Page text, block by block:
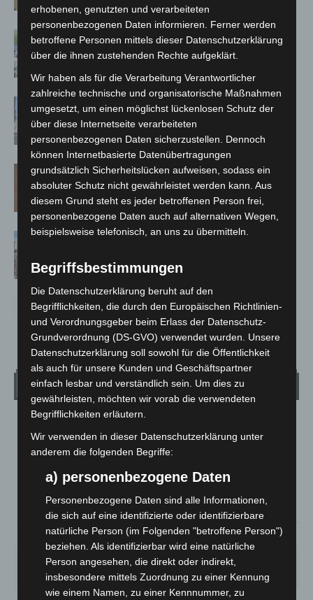
Blaulichtmeile Langenhagen 2026:
Polizei, Feuerwehr und Rettung
Haus der Jugend lädt zum Wünsche-
Freitag in Langenhagen ein
Late-Zoo im Erlebnis-Zoo Hannover:
Sommerabend mit The Ellingtones
Landesgartenschau Bad Nenndorf
Besuchen
Wetter
30.9°C
°
21% 2.7m/s 100%
SO.
33°
MO.
27 °
DI.
23°
MI.
27° 30
erhobenen, genutzten und verarbeiteten
personenbezogenen Daten informieren. Ferner werden
betroffene Personen mittels dieser Datenschutzerklärung
über die ihnen zustehenden Rechte aufgeklärt.
Wir haben als für die Verarbeitung Verantwortlicher
zahlreiche technische und organisatorische Maßnahmen
umgesetzt, um einen möglichst lückenlosen Schutz der
über diese Internetseite verarbeiteten
personenbezogenen Daten sicherzustellen. Dennoch
können Internetbasierte Datenübertragungen
grundsätzlich Sicherheitslücken aufweisen, sodass ein
absoluter Schutz nicht gewährleistet werden kann. Aus
diesem Grund steht es jeder betroffenen Person frei,
personenbezogene Daten auch auf alternativen Wegen,
beispielsweise telefonisch, an uns zu übermitteln.
Begriffsbestimmungen
Die Datenschutzerklärung beruht auf den
Begrifflichkeiten, die durch den Europäischen Richtlinien-
und Verordnungsgeber beim Erlass der Datenschutz-
Grundverordnung (DS-GVO) verwendet wurden. Unsere
Datenschutzerklärung soll sowohl für die Öffentlichkeit
als auch für unsere Kunden und Geschäftspartner
einfach lesbar und verständlich sein. Um dies zu
gewährleisten, möchten wir vorab die verwendeten
Begrifflichkeiten erläutern.
Wir verwenden in dieser Datenschutzerklärung unter
anderem die folgenden Begriffe:
a) personenbezogene Daten
Personenbezogene Daten sind alle Informationen,
die sich auf eine identifizierte oder identifizierbare
natürliche Person (im Folgenden "betroffene Person")
beziehen. Als identifizierbar wird eine natürliche
Person angesehen, die direkt oder indirekt,
insbesondere mittels Zuordnung zu einer Kennung
wie einem Namen, zu einer Kennnummer, zu